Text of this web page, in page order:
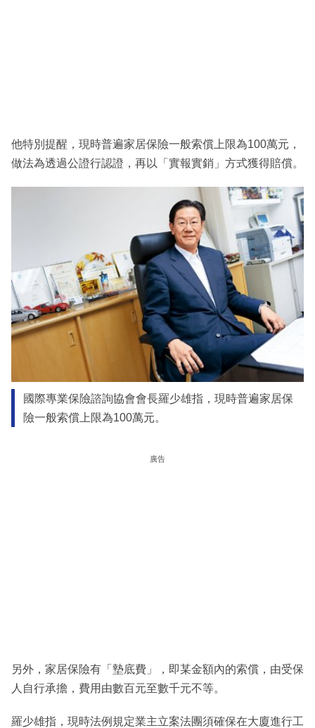
他特別提醒，現時普遍家居保險一般索償上限為100萬元，
做法為透過公證行認證，再以「實報實銷」方式獲得賠償。
國際專業保險諮詢協會會長羅少雄指，現時普遍家居保
險一般索償上限為100萬元。
廣告
另外，家居保險有「墊底費」，即某金額內的索償，由受保
人自行承擔，費用由數百元至數千元不等。
羅少雄指，現時法例規定業主立案法團須確保在大廈進行工